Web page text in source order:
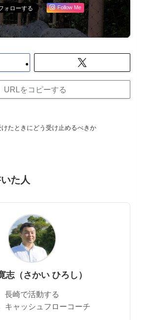
Follow Me
URLをコピーする
たときにどう受け止めるべきか
た人
志（さかい ひろし）
長崎で活動する
キャッシュフローコーチ